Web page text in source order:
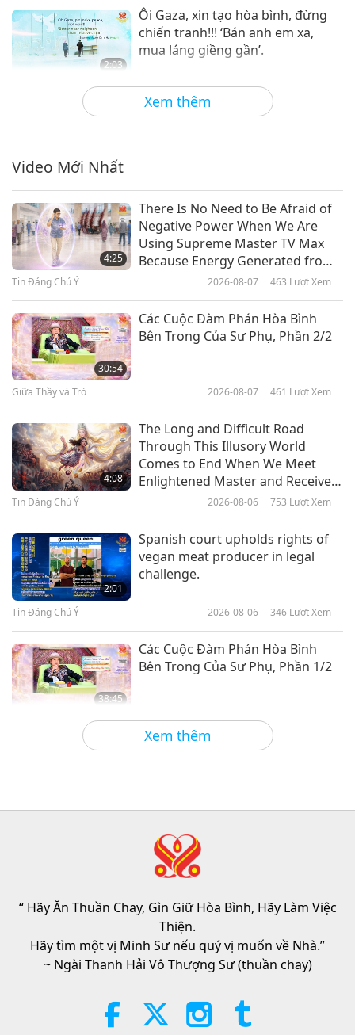
Xem thêm
bạn. Chẳng phải họ cũng giống
vậy sao? Hãy bỏ súng xuống! Bắt
tay họ!
2:03
Ôi Gaza, xin tạo hòa bình, đừng
chiến tranh!!! ‘Bán anh em xa,
mua láng giềng gần’.
2023-10-19 9605
1:06
nhất? Bạn nói đúng: đó không
phải là lựa chọn thông minh!
Huyền thoại thứ hai? Bạn là người
tuyệt nhất!!!
Deaths in Conflicts with Russian
Involvement
Những kẻ xâm lược khát máu
Những Người tị nạn Ưu việt trong
Xã hội Phần 1/2
Trích Dẫn Về Việc Lãnh Đạo Với
Hòa Bình
Xem thêm
Video Mới Nhất
4:25
There Is No Need to Be Afraid of
Negative Power When We Are
Using Supreme Master TV Max
Because Energy Generated from
It Is Far More Powerful than Any
Tin Đáng Chú Ý 2026-08-07 463 Lượt Xem
30:54
Các Cuộc Đàm Phán Hòa Bình
Bên Trong Của Sư Phụ, Phần 2/2
Giữa Thầy và Trò 2026-08-07 461 Lượt Xem
4:08
The Long and Difficult Road
Through This Illusory World
Comes to End When We Meet
Enlightened Master and Receive
Tin Đáng Chú Ý 2026-08-06 753 Lượt Xem
2:01
Spanish court upholds rights of
vegan meat producer in legal
challenge.
Tin Đáng Chú Ý 2026-08-06 346 Lượt Xem
38:45
Các Cuộc Đàm Phán Hòa Bình
Bên Trong Của Sư Phụ, Phần 1/2
2026-08-06
25:38
“Fast Charge” Is Wonderful Way
Whenever Material World Begins
to Feel Too Imposing
Tin Đáng Chú Ý 2026-08-05 1303Lượt Xem
38:07
“ Hãy Ăn Thuần Chay, Gìn Giữ Hòa Bình, Hãy Làm Việc
Thiện.
Hãy tìm một vị Minh Sư nếu quý vị muốn về Nhà.”
~ Ngài Thanh Hải Vô Thượng Sư (thuần chay)